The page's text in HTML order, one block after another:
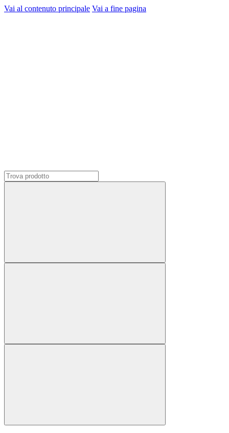
Vai al contenuto principale Vai a fine pagina